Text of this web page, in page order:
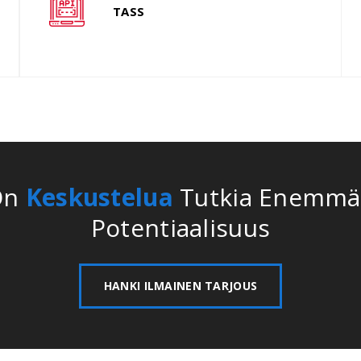
varausjärjestelmät, jotka ovat GDS
integraatio Amadeus, Travelport, jne.
TASS
Keskustelua Tutkia
Potentiaalisuus
HANKI ILMAINEN TARJOUS